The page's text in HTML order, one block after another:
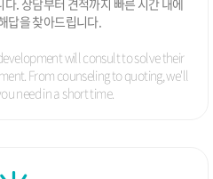
01.
일 사이트 개발 서비스 오픈
01.
그분석 솔루션 Ver2.0 개발
단 BI 개발 / 웹사이트 개발
릿 개발
답을 찾아드립니다.
will consult to solvetheir
From counseling to quoting, we'll
need in a short time.